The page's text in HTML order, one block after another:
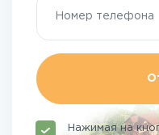
Нажимая на